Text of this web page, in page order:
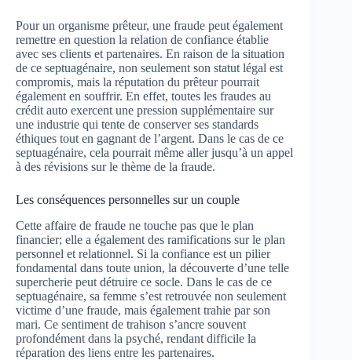
Pour un organisme prêteur, une fraude peut également
remettre en question la relation de confiance établie
avec ses clients et partenaires. En raison de la situation
de ce septuagénaire, non seulement son statut légal est
compromis, mais la réputation du prêteur pourrait
également en souffrir. En effet, toutes les fraudes au
crédit auto exercent une pression supplémentaire sur
une industrie qui tente de conserver ses standards
éthiques tout en gagnant de l’argent. Dans le cas de ce
septuagénaire, cela pourrait même aller jusqu’à un appel
à des révisions sur le thème de la fraude.
Les conséquences personnelles sur un couple
Cette affaire de fraude ne touche pas que le plan
financier; elle a également des ramifications sur le plan
personnel et relationnel. Si la confiance est un pilier
fondamental dans toute union, la découverte d’une telle
supercherie peut détruire ce socle. Dans le cas de ce
septuagénaire, sa femme s’est retrouvée non seulement
victime d’une fraude, mais également trahie par son
mari. Ce sentiment de trahison s’ancre souvent
profondément dans la psyché, rendant difficile la
réparation des liens entre les partenaires.